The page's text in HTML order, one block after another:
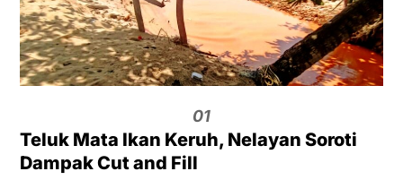
01
Teluk Mata Ikan Keruh, Nelayan Soroti
Dampak Cut and Fill